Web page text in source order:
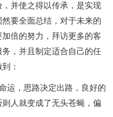
并使之得以传承，是实现
要全面总结，对于未来的
倍的努力，拜访更多的客
，并且制定适合自己的任
：
，思路决定出路，良好的
人就变成了无头苍蝇，偏